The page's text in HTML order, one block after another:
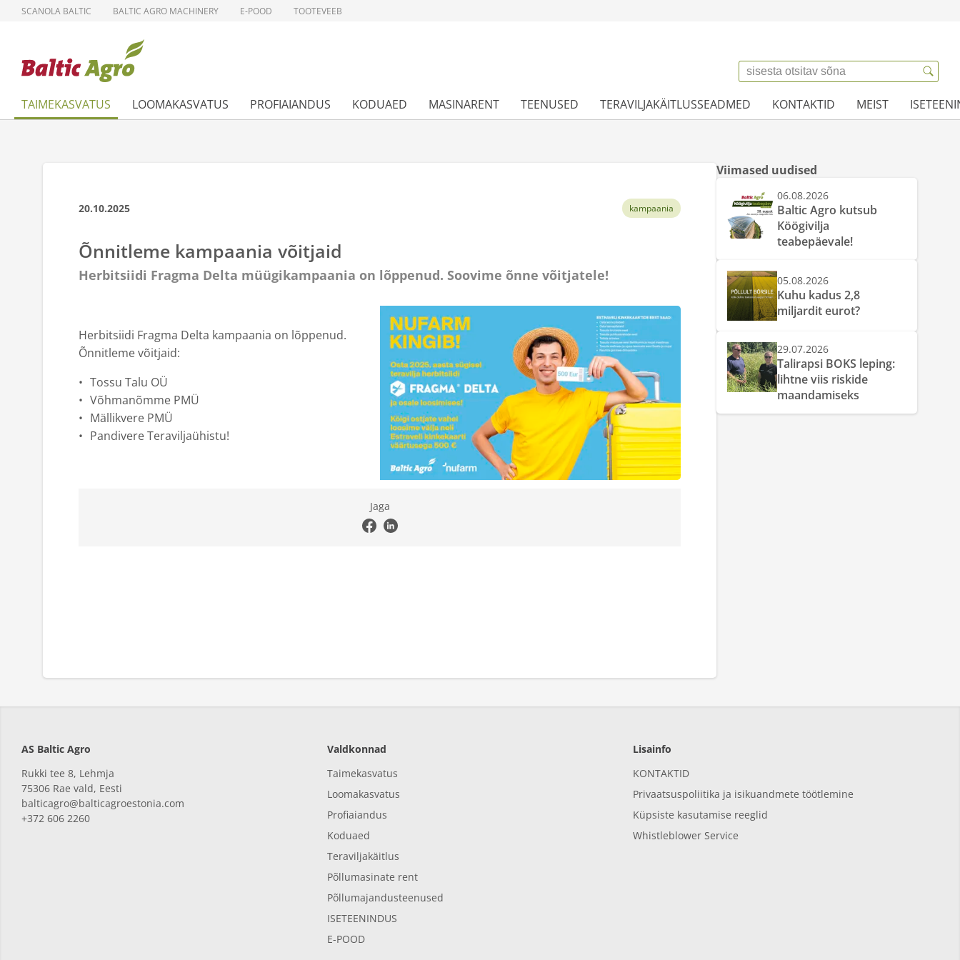
SCANOLA BALTIC BALTIC AGRO MACHINERY E-POOD TOOTEVEEB
TAIMEKASVATUS LOOMAKASVATUS PROFIAIANDUS KODUAED MASINARENT TEENUSED TERAVILJAKÄITLUSSEADMED KONTAKTID MEIST
20.10.2025 kampaania
Õnnitleme kampaania võitjaid
Herbitsiidi Fragma Delta müügikampaania on lõppenud. Soovime õnne võitjatele!
Herbitsiidi Fragma Delta kampaania on lõppenud.
Õnnitleme võitjaid:
Tossu Talu OÜ
Võhmanõmme PMÜ
Mällikvere PMÜ
Pandivere Teraviljaühistu!
Jaga
Viimased uudised
06.08.2026
Baltic Agro kutsub
Köögivilja
teabepäevale!
05.08.2026
Kuhu kadus 2,8
miljardit eurot?
29.07.2026
Talirapsi BOKS leping:
lihtne viis riskide
maandamiseks
AS Baltic Agro
Rukki tee 8, Lehmja
75306 Rae vald, Eesti
balticagro@balticagroestonia.com
+372 606 2260
Valdkonnad
Taimekasvatus
Loomakasvatus
Profiaiandus
Koduaed
Teraviljakäitlus
Põllumasinate rent
Põllumajandusteenused
ISETEENINDUS
E-POOD
Lisainfo
KONTAKTID
Privaatsuspoliitika ja isikuandmete töötlemine
Küpsiste kasutamise reeglid
Whistleblower Service